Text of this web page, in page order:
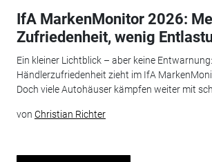
IfA MarkenMonitor 2026:
Zufriedenheit, wenig
Ein kleiner Lichtblick – aber keine
Händlerzufriedenheit zieht im IfA
Doch viele Autohäuser kämpfen weiter mit
von Christian Richter